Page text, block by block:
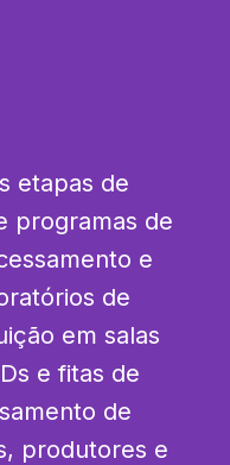
etapas de
programas de
e
de
em salas
e fitas de
de
produtores e